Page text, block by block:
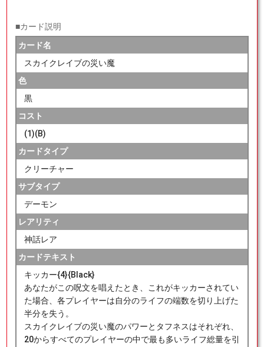
■カード説明
カード名
スカイクレイブの災い魔
色
黒
コスト
(1)(B)
カードタイプ
クリーチャー
サブタイプ
デーモン
レアリティ
神話レア
カードテキスト
キッカー{4}{Black}
あなたがこの呪文を唱えたとき、これがキッカーされてい
た場合、各プレイヤーは自分のライフの端数を切り上げた
半分を失う。
スカイクレイブの災い魔のパワーとタフネスはそれぞれ、
20からすべてのプレイヤーの中で最も多いライフ総量を引